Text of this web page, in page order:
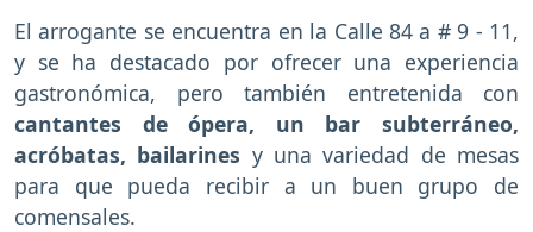
El arrogante se encuentra en la Calle 84 a # 9 - 11,
y se ha destacado por ofrecer una experiencia
gastronómica, pero también entretenida con
cantantes de ópera, un bar subterráneo,
acróbatas, bailarines y una variedad de mesas
para que pueda recibir a un buen grupo de
comensales.